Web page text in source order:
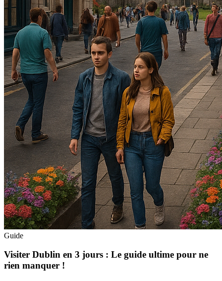
Guide
Visiter Dublin en 3 jours : Le guide ultime pour ne
rien manquer !